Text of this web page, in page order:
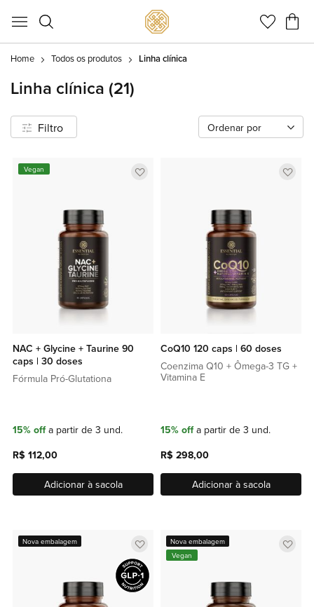
Meu
Home Todos os produtos Linha clínica
Linha clínica (21)
Filtro Ordenar por
Adicionar
Vegan
NAC + Glycine + Taurine 90
caps | 30 doses
Fórmula Pró-Glutationa
15% offa partir de 3 und.
R$ 112,00
Adicionar à sacola
CoQ10 120 caps | 60 doses
Coenzima Q10 + Ômega-3 TG +
Vitamina E
15% offa partir de 3 und.
R$ 298,00
Adicionar à sacola
Adicionar
a
lista
de
Nova embalagem
Nova embalagem
Vegan